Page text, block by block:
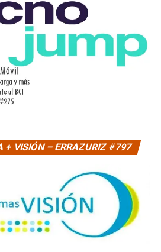
+ VISIÓN – ERRAZURIZ #797